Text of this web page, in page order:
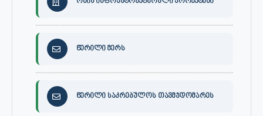
წერილი მერს
წერილი საკრებულოს თავმჯდომარეს